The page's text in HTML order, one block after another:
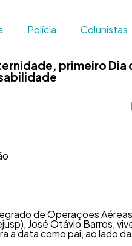
Polícia Colunistas
primeiro
de Operações
José Otávio Barros,
a data como pai, ao lado